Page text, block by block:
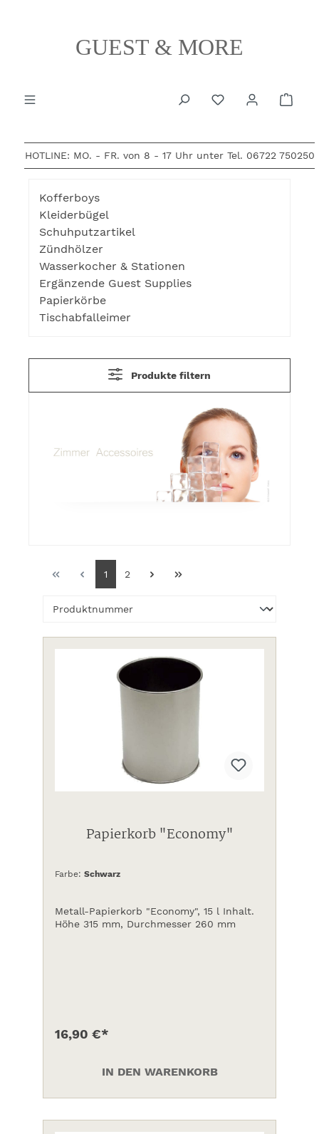
GUEST & MORE
HOTLINE: MO. - FR. von 8 - 17 Uhr unter Tel. 06722 750250
Kofferboys
Kleiderbügel
Schuhputzartikel
Zündhölzer
Wasserkocher & Stationen
Ergänzende Guest Supplies
Papierkörbe
Tischabfalleimer
Produkte filtern
1 2
Papierkorb "Economy"
Farbe: Schwarz
Metall-Papierkorb "Economy", 15 l Inhalt.
Höhe 315 mm, Durchmesser 260 mm
16,90 €*
IN DEN WARENKORB